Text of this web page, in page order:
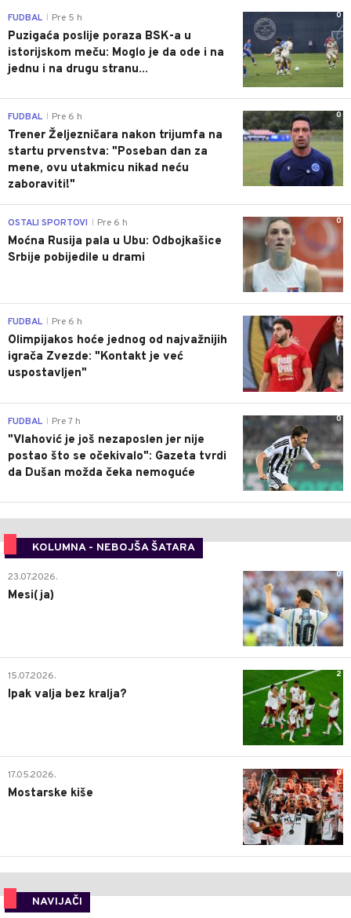
0
FUDBAL Pre 5 h
Puzigaća poslije poraza BSK-a u
istorijskom meču: Moglo je da ode i na
jednu i na drugu stranu...
0
FUDBAL Pre 6 h
Trener Željezničara nakon trijumfa na
startu prvenstva: "Poseban dan za
mene, ovu utakmicu nikad neću
zaboraviti!"
0
OSTALI SPORTOVI Pre 6 h
Moćna Rusija pala u Ubu: Odbojkašice
Srbije pobijedile u drami
0
FUDBAL Pre 6 h
Olimpijakos hoće jednog od najvažnijih
igrača Zvezde: "Kontakt je već
uspostavljen"
0
FUDBAL Pre 7 h
"Vlahović je još nezaposlen jer nije
postao što se očekivalo": Gazeta tvrdi
da Dušan možda čeka nemoguće
KOLUMNA - NEBOJŠA ŠATARA
0
23.07.2026.
Mesi(ja)
2
15.07.2026.
Ipak valja bez kralja?
0
17.05.2026.
Mostarske kiše
NAVIJAČI